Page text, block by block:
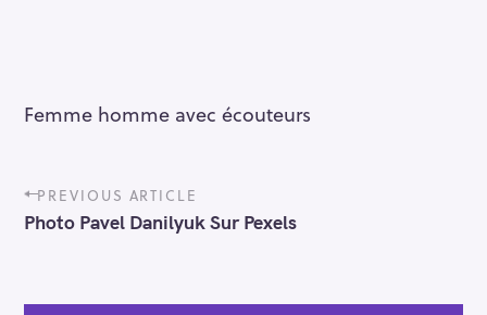
Femme homme avec écouteurs
P
o
s
a
PREVIOUS ARTICLE
Photo Pavel Danilyuk Sur Pexels